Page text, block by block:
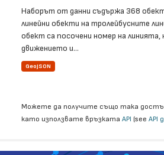
Наборът от данни съдържа 368
линейни обекти на тролейбусните
обект са посочени номер на линията,
движението и...
GeoJSON
Можете да получите също така
като използвате връзката API (see API